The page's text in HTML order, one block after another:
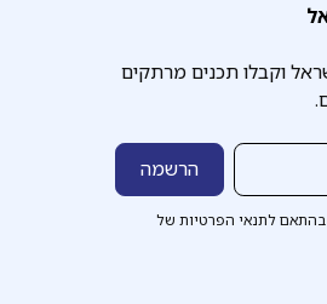
וקבלו תכנים מרתקים
לתנאי הפרטיות של